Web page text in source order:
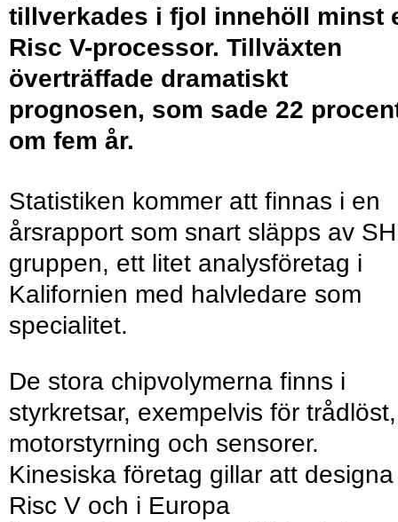
tillverkades i fjol innehöll minst
Risc V-processor. Tillväxten
överträffade dramatiskt
prognosen, som sade 22
om fem år.
Statistiken kommer att finnas i en
årsrapport som snart släpps av
gruppen, ett litet analysföretag i
Kalifornien med halvledare som
specialitet.
De stora chipvolymerna finns i
styrkretsar, exempelvis för trådlöst,
motorstyrning och sensorer.
Kinesiska företag gillar att
Risc V och i Europa